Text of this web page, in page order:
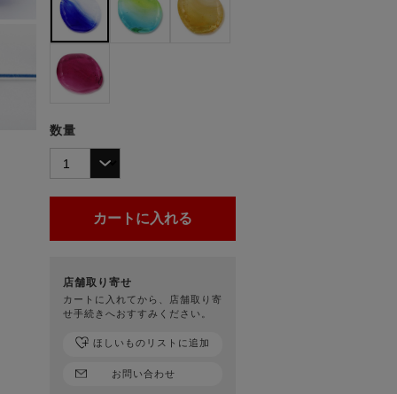
数量
店舗取り寄せ
カートに入れてから、店舗取り寄
せ手続きへおすすみください。
お問い合わせ
ほしいものリストに追加